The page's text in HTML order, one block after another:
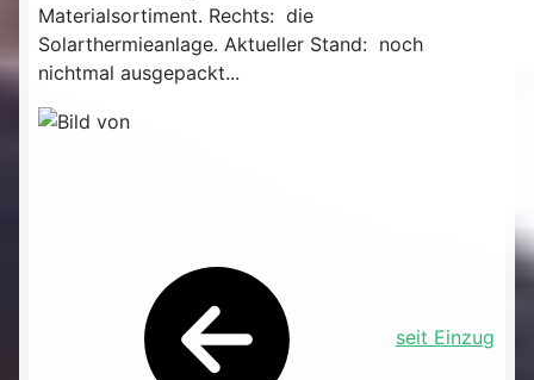
Materialsortiment. Rechts: die
Solarthermieanlage. Aktueller Stand: noch
nichtmal ausgepackt...
seit Einzug